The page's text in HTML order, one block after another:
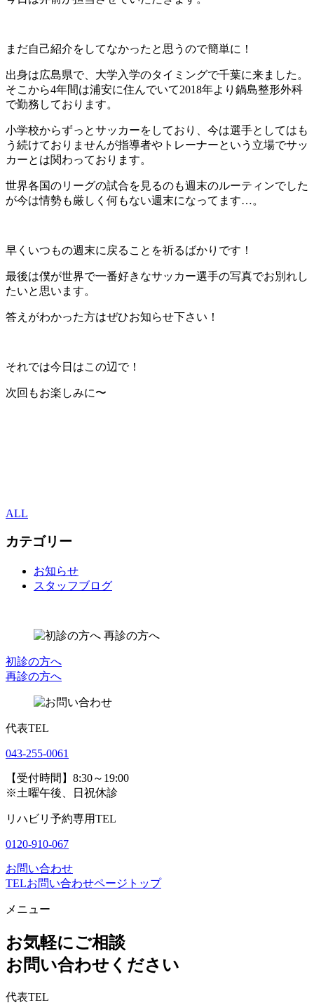
まだ自己紹介をしてなかったと思うので簡単に！
出身は広島県で、大学入学のタイミングで千葉に来ました。
そこから4年間は浦安に住んでいて2018年より鍋島整形外科
で勤務しております。
小学校からずっとサッカーをしており、今は選手としてはも
う続けておりませんが指導者やトレーナーという立場でサッ
カーとは関わっております。
世界各国のリーグの試合を見るのも週末のルーティンでした
が今は情勢も厳しく何もない週末になってます…。
早くいつもの週末に戻ることを祈るばかりです！
最後は僕が世界で一番好きなサッカー選手の写真でお別れし
たいと思います。
答えがわかった方はぜひお知らせ下さい！
それでは今日はこの辺で！
次回もお楽しみに〜
ALL
カテゴリー
お知らせ
スタッフブログ
初診の方へ
再診の方へ
代表TEL
043-255-0061
【受付時間】8:30～19:00
※土曜午後、日祝休診
リハビリ予約専用TEL
0120-910-067
お問い合わせ
TELお問い合わせページトップ
メニュー
お気軽にご相談
お問い合わせください
代表TEL